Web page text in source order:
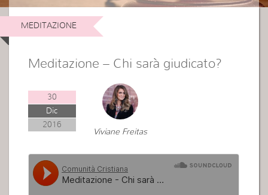
MEDITAZIONE
Meditazione – Chi sarà giudicato?
30
Dic
2016
Viviane Freitas